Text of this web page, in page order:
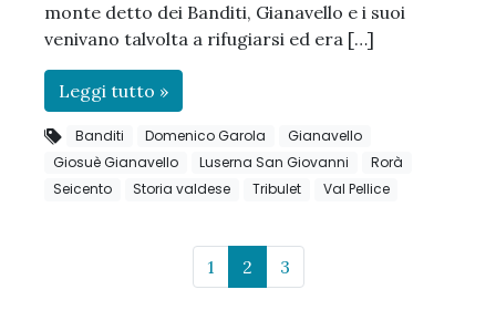
monte detto dei Banditi, Gianavello e i suoi
venivano talvolta a rifugiarsi ed era […]
Leggi tutto »
Banditi Domenico Garola
Gianavello
Giosuè Gianavello
Luserna San Giovanni
Rorà
Seicento
Storia valdese Tribulet Val Pellice
Page
1 Current Page
2 Page
3